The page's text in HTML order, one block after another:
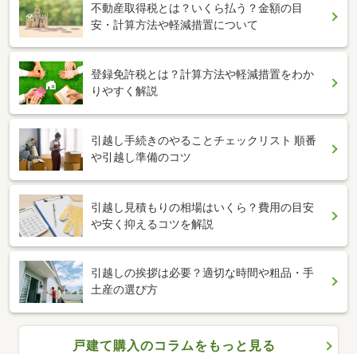
不動産取得税とは？いくら払う？金額の目
安・計算方法や軽減措置について
登録免許税とは？計算方法や軽減措置をわか
りやすく解説
引越し手続きのやることチェックリスト 順番
や引越し準備のコツ
引越し見積もりの相場はいくら？費用の目安
や安く抑えるコツを解説
引越しの挨拶は必要？適切な時間や粗品・手
土産の選び方
戸建て購入のコラムをもっと見る